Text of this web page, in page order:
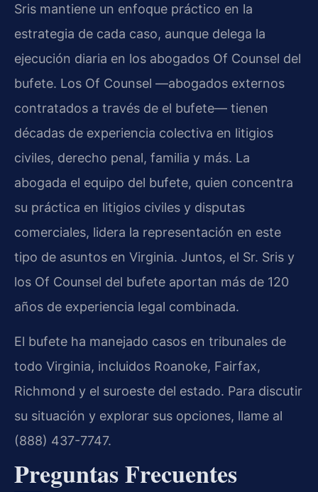
Sris mantiene un enfoque práctico en la
estrategia de cada caso, aunque delega la
ejecución diaria en los abogados Of Counsel del
bufete. Los Of Counsel —abogados externos
contratados a través de el bufete— tienen
décadas de experiencia colectiva en litigios
civiles, derecho penal, familia y más. La
abogada el equipo del bufete, quien concentra
su práctica en litigios civiles y disputas
comerciales, lidera la representación en este
tipo de asuntos en Virginia. Juntos, el Sr. Sris y
los Of Counsel del bufete aportan más de 120
años de experiencia legal combinada.
El bufete ha manejado casos en tribunales de
todo Virginia, incluidos Roanoke, Fairfax,
Richmond y el suroeste del estado. Para discutir
su situación y explorar sus opciones, llame al
(888) 437-7747.
Preguntas Frecuentes